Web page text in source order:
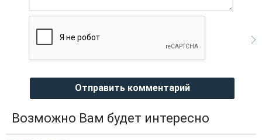
Отправить комментарий
Возможно Вам будет интересно